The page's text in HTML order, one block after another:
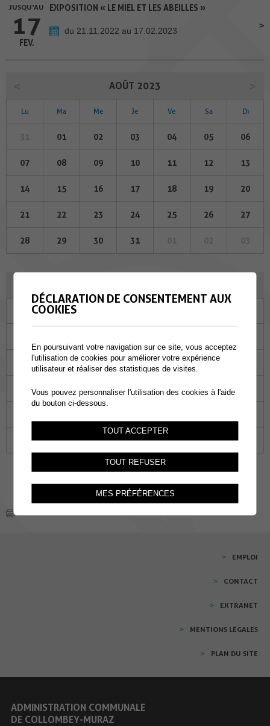
JUSQU'AU
17
FEV.
EXPOSITION « LE MIEL ET LES ABEILLES »
du 21.11.2022 au 17.02.2023
AOÛT 2023
Lu Ma Me Je Ve Sa Di
01 02 03 04 05 06
07 08 09 10 11 12 13
14 15 16 17 18 19 20
21 22 23 24 25 26 27
28 29 30 31
Ma
05 06 07 08 09
14 15 16
26 27 28 29 30
EMPLOI
CONTACT
EXTRANET
MENTIONS LÉGALES
PLAN DU SITE
ADMINISTRATION COMMUNALE
DE COLLOMBEY-MURAZ
DÉCLARATION DE CONSENTEMENT AUX
COOKIES
En poursuivant votre navigation sur ce site, vous acceptez
l'utilisation de cookies pour améliorer votre expérience
utilisateur et réaliser des statistiques de visites.
Vous pouvez personnaliser l'utilisation des cookies à l'aide
du bouton ci-dessous.
TOUT ACCEPTER
TOUT REFUSER
MES PRÉFÉRENCES